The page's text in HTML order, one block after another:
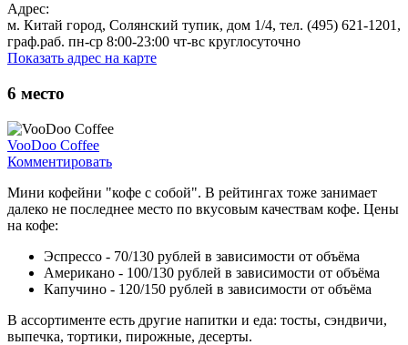
Адрес:
м. Китай город, Солянский тупик, дом 1/4, тел. (495) 621-1201,
граф.раб. пн-ср 8:00-23:00 чт-вс круглосуточно
Показать адрес на карте
6 место
VooDoo Coffee
Комментировать
Мини кофейни "кофе с собой". В рейтингах тоже занимает
далеко не последнее место по вкусовым качествам кофе. Цены
на кофе:
Эспрессо - 70/130 рублей в зависимости от объёма
Американо - 100/130 рублей в зависимости от объёма
Капучино - 120/150 рублей в зависимости от объёма
В ассортименте есть другие напитки и еда: тосты, сэндвичи,
выпечка, тортики, пирожные, десерты.